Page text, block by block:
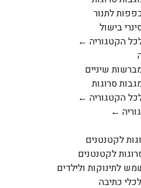
לתנור
בישול
הקטגוריה ←
שיניים
סרוגות
הקטגוריה ←
←
לקטנטנים
לקטנטנים
לתינוקות ולילדים
כתיבה